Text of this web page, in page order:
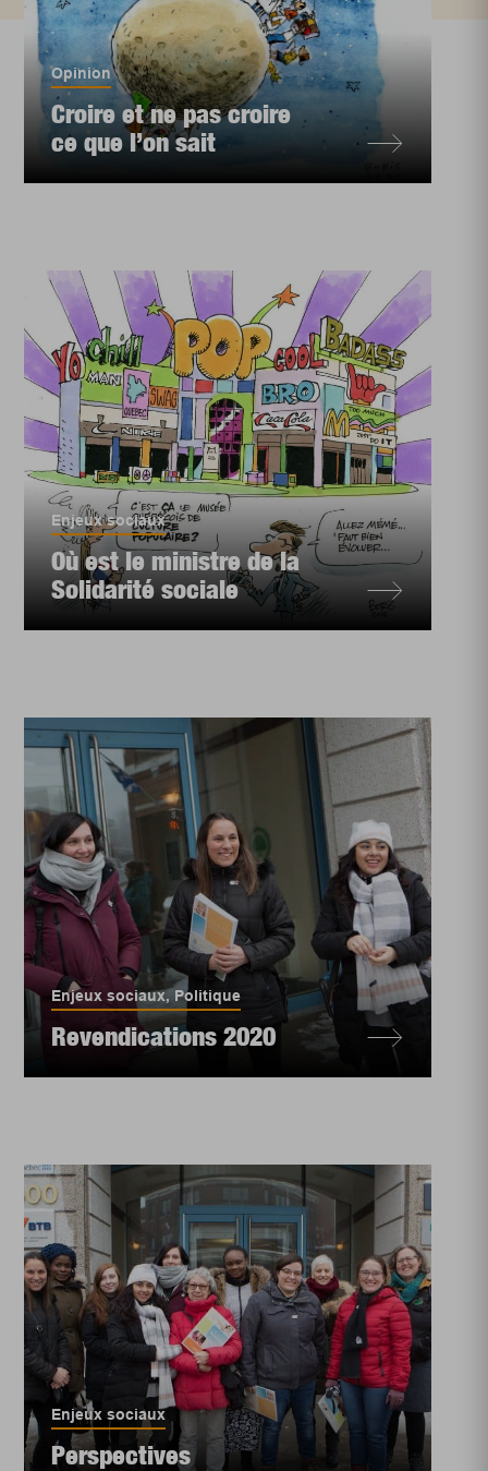
Opinion
Croire et ne pas croire
ce que l’on sait
Enjeux sociaux
Où est le ministre de la
Solidarité sociale
Enjeux sociaux, Politique
Revendications 2020
Enjeux sociaux
Perspectives